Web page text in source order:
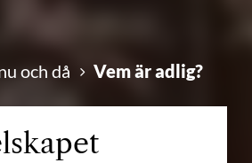
och då Vem är adlig?